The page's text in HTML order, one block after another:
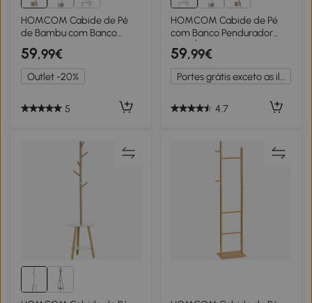
HOMCOM Cabide de Pé
de Bambu com Banco
Gaveta de Tecido e 8
Ganchos para Pendurar
Roupa Bolsas Casacos para
Entrada Sala de Estar
Natural
59,99€
Outlet -20%
5
HOMCOM Cabide de Pé
com Banco Pendurador
Tipo Árvore Moderno 6
Ganchos para Pendurar
Roupa Malas Corredor
Entrada Bambu e MDF
59,99€
4.7